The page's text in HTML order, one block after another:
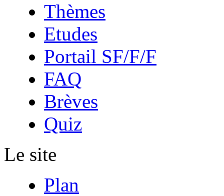
Thèmes
Etudes
Portail SF/F/F
FAQ
Brèves
Quiz
Le site
Plan